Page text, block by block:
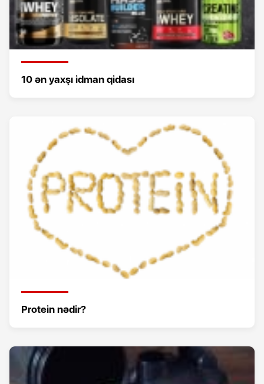
10 ən yaxşı idman qidası
Protein nədir?